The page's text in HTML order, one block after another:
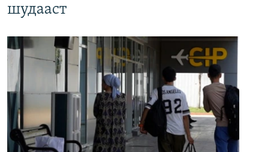
шудааст